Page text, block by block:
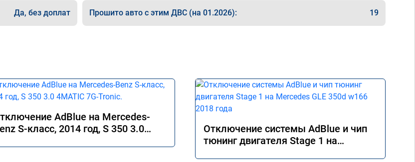
Да, без доплат Прошито авто с этим ДВС (на 01.2026): 19
AdBlue на Mercedes-
S-класс, 2014 год, S 350 3.0
Отключение системы AdBlue и чип
тюнинг двигателя Stage 1 на